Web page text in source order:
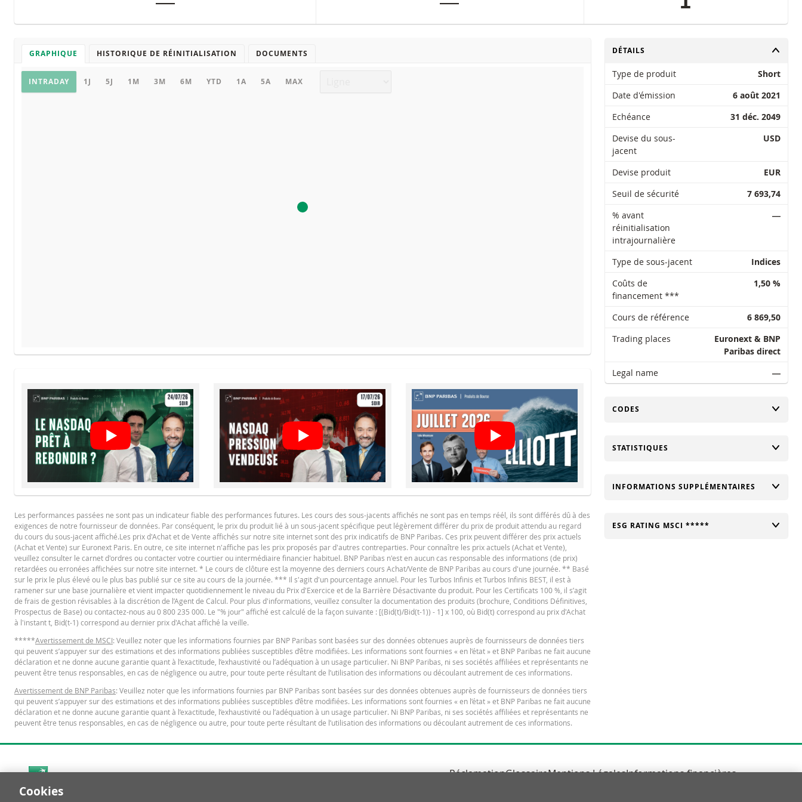
GRAPHIQUE HISTORIQUE DE RÉINITIALISATION DOCUMENTS
Graphique
INTRADAY 1J 5J 1M 3M 6M YTD 1A 5A MAX
DATE TYPE DE RÉINITIALISATION PRIX DU PRODUIT SEUIL DE SÉCURITÉ COURS DE
DOWNLOAD
Historique de réinitialisation xlsx
PROSPECTUS DE BASE
Français (France) PDF
FINAL TERMS
Français (France) PDF
CONDITIONS DÉFINITIVES RÉSUMÉ
Français (France) PDF
KEY INFORMATION DOCUMENTS
Key Information Document (FR) PDF
Latest Product Quotes CSV
Restrike history
Les performances passées ne sont pas un indicateur fiable des performances futures. Les cours des sous-jacents affichés ne sont pas en temps réél, ils sont différés dû à des
exigences de notre fournisseur de données. Par conséquent, le prix du produit lié à un sous-jacent spécifique peut légèrement différer du prix de produit attendu au regard
du cours du sous-jacent affiché.Les prix d'Achat et de Vente affichés sur notre site internet sont des prix indicatifs de BNP Paribas. Ces prix peuvent différer des prix actuels
(Achat et Vente) sur Euronext Paris. En outre, ce site internet n'affiche pas les prix proposés par d'autres contreparties. Pour connaître les prix actuels (Achat et Vente),
veuillez consulter le carnet d'ordres ou contacter votre courtier ou intermédiaire financier habituel. BNP Paribas n'est en aucun cas responsable des informations (de prix)
retardées ou erronées affichées sur notre site internet. * Le cours de clôture est la moyenne des derniers cours Achat/Vente de BNP Paribas au cours d'une journée. ** Basé
sur le prix le plus élevé ou le plus bas publié sur ce site au cours de la journée. *** Il s'agit d'un pourcentage annuel. Pour les Turbos Infinis et Turbos Infinis BEST, il est à
ramener sur une base journalière et vient impacter quotidiennement le niveau du Prix d'Exercice et de la Barrière Désactivante du produit. Pour les Certificats 100 %, il s’agit
de frais de gestion révisables à la discrétion de l’Agent de Calcul. Pour plus d'informations, veuillez consulter la documentation des produits (brochure, Conditions Définitives,
Prospectus de Base) ou contactez-nous au 0 800 235 000. Le "% jour" affiché est calculé de la façon suivante : [(Bid(t)/Bid(t-1)) - 1] x 100, où Bid(t) correspond au prix d'Achat
à l'instant t, Bid(t-1) correspond au dernier prix d'Achat affiché la veille.
*****Avertissement de MSCI: Veuillez noter que les informations fournies par BNP Paribas sont basées sur des données obtenues auprès de fournisseurs de données tiers
qui peuvent s’appuyer sur des estimations et des informations publiées susceptibles d’être modifiées. Les informations sont fournies « en l’état » et BNP Paribas ne fait aucune
déclaration et ne donne aucune garantie quant à l’exactitude, l’exhaustivité ou l’adéquation à un usage particulier. Ni BNP Paribas, ni ses sociétés affiliées et représentants ne
peuvent être tenus responsables, en cas de négligence ou autre, pour toute perte résultant de l’utilisation des informations ou découlant autrement de ces informations.
Avertissement de BNP Paribas: Veuillez noter que les informations fournies par BNP Paribas sont basées sur des données obtenues auprès de fournisseurs de données tiers
qui peuvent s’appuyer sur des estimations et des informations publiées susceptibles d’être modifiées. Les informations sont fournies « en l’état » et BNP Paribas ne fait aucune
déclaration et ne donne aucune garantie quant à l’exactitude, l’exhaustivité ou l’adéquation à un usage particulier. Ni BNP Paribas, ni ses sociétés affiliées et représentants ne
peuvent être tenus responsables, en cas de négligence ou autre, pour toute perte résultant de l’utilisation des informations ou découlant autrement de ces informations.
CHANGER
DÉTAILS
Type de produit
Short
Date d'émission
6 août 2021
Echéance
31 déc. 2049
Devise du sous-
jacent
USD
Devise produit
EUR
Seuil de sécurité
7 693,74
% avant
réinitialisation
intrajournalière
―
Type de sous-jacent
Indices
Coûts de
financement ***
1,50 %
Cours de référence
6 869,50
Trading places
Euronext & BNP
Paribas direct
Legal name
―
CHANGER
CODES
CHANGER
STATISTIQUES
CHANGER
INFORMATIONS SUPPLÉMENTAIRES
CHANGER
ESG RATING MSCI *****
Cookies Settings
RéclamationGlossaireMentions LégalesInformations financières
Cookies